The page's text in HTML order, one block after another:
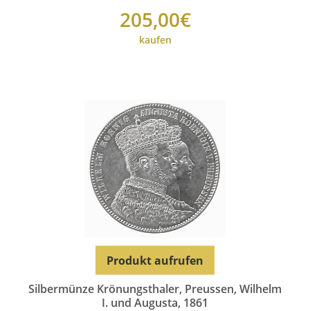
205,00€
kaufen
Silbermünze Krönungsthaler, Preussen, Wilhelm
I. und Augusta, 1861
Produkt aufrufen